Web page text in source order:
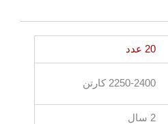
20 عدد
2250-2400 کارتن
2 سال